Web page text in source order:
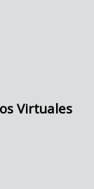
Virtuales